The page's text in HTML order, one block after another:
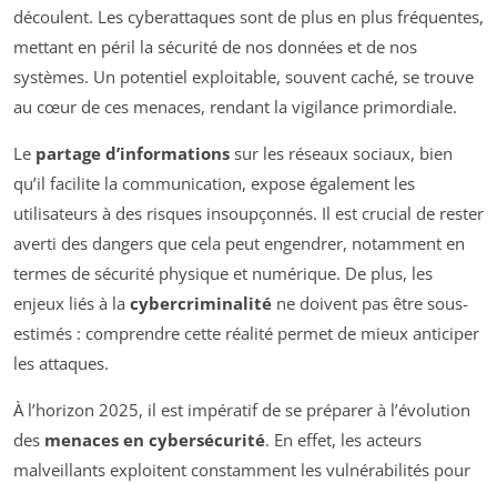
découlent. Les cyberattaques sont de plus en plus fréquentes,
mettant en péril la sécurité de nos données et de nos
systèmes. Un potentiel exploitable, souvent caché, se trouve
au cœur de ces menaces, rendant la vigilance primordiale.
Le partage d’informations sur les réseaux sociaux, bien
qu’il facilite la communication, expose également les
utilisateurs à des risques insoupçonnés. Il est crucial de rester
averti des dangers que cela peut engendrer, notamment en
termes de sécurité physique et numérique. De plus, les
enjeux liés à la cybercriminalité ne doivent pas être sous-
estimés : comprendre cette réalité permet de mieux anticiper
les attaques.
À l’horizon 2025, il est impératif de se préparer à l’évolution
des menaces en cybersécurité. En effet, les acteurs
malveillants exploitent constamment les vulnérabilités pour